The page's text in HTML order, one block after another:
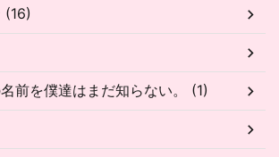
(16)
前を僕達はまだ知らない。 (1)